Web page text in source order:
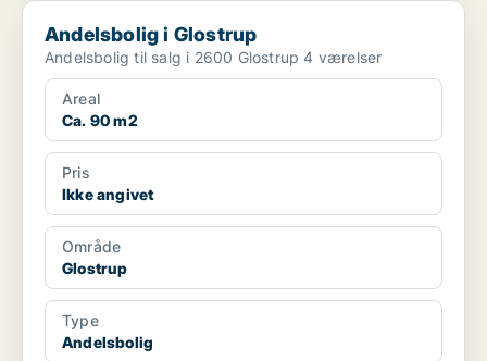
Andelsbolig i Glostrup
Andelsbolig i Glostrup
Andelsbolig til salg i 2600 Glostrup 4 værelser
Areal
Ca. 90 m2
Pris
Ikke angivet
Område
Glostrup
Type
Andelsbolig